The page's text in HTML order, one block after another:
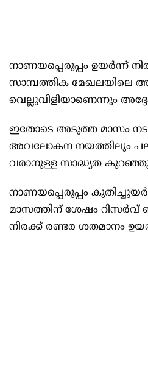
നാണയപ്പെരുപ്പം ഉയർന്ന്
സാമ്പത്തിക മേഖലയിലെ
വെല്ലുവിളിയാണെന്നും
ഇതോടെ അടുത്ത മാസം
അവലോകന നയത്തിലും
വരാനുള്ള സാദ്ധ്യത
നാണയപ്പെരുപ്പം
മാസത്തിന് ശേഷം റിസർവ്
നിരക്ക് രണ്ടര ശതമാനം